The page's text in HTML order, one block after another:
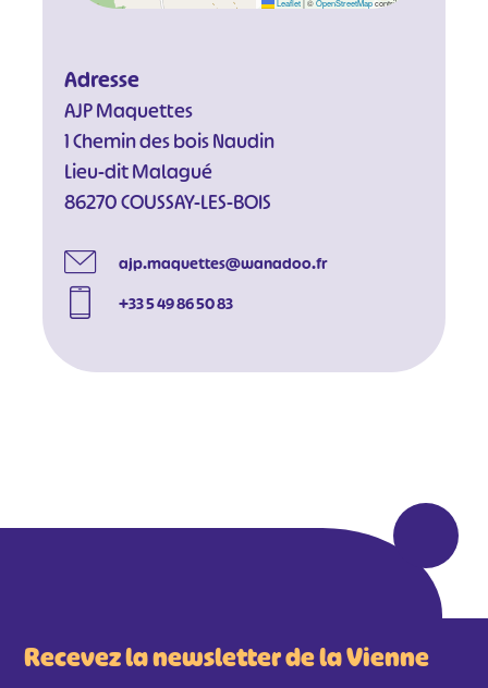
Leaflet ©OpenStreetMapcontributors
Adresse
AJP Maquettes
1 Chemin des bois Naudin
Lieu-dit Malagué
86270 COUSSAY-LES-BOIS
ajp.maquettes@wanadoo.fr
+33 5 49 86 50 83
Recevez la newsletter de la Vienne